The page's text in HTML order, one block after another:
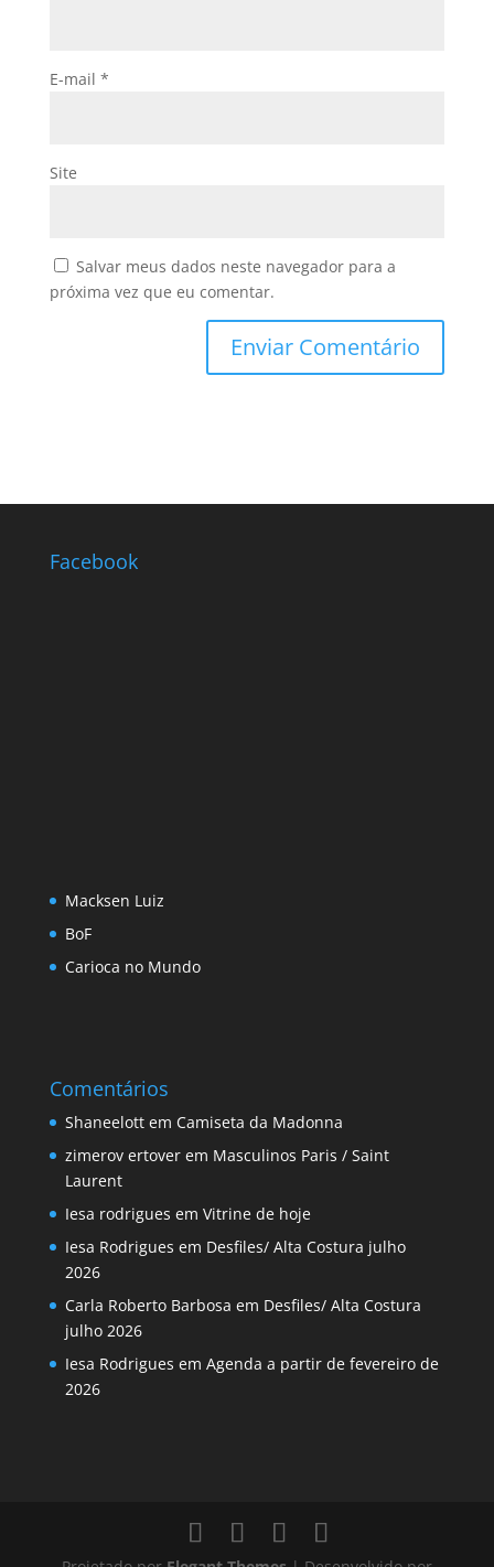
E-mail *
Site
Salvar meus dados neste navegador para a
próxima vez que eu comentar.
Facebook
Macksen Luiz
BoF
Carioca no Mundo
Comentários
Shaneelottem Camiseta da Madonna
zimerov ertoverem Masculinos Paris / Saint
Laurent
Iesa rodrigues em Vitrine de hoje
Iesa Rodrigues em Desfiles/ Alta Costura julho
2026
Carla Roberto Barbosa em Desfiles/ Alta Costura
julho 2026
Iesa Rodrigues em Agenda a partir de fevereiro de
2026